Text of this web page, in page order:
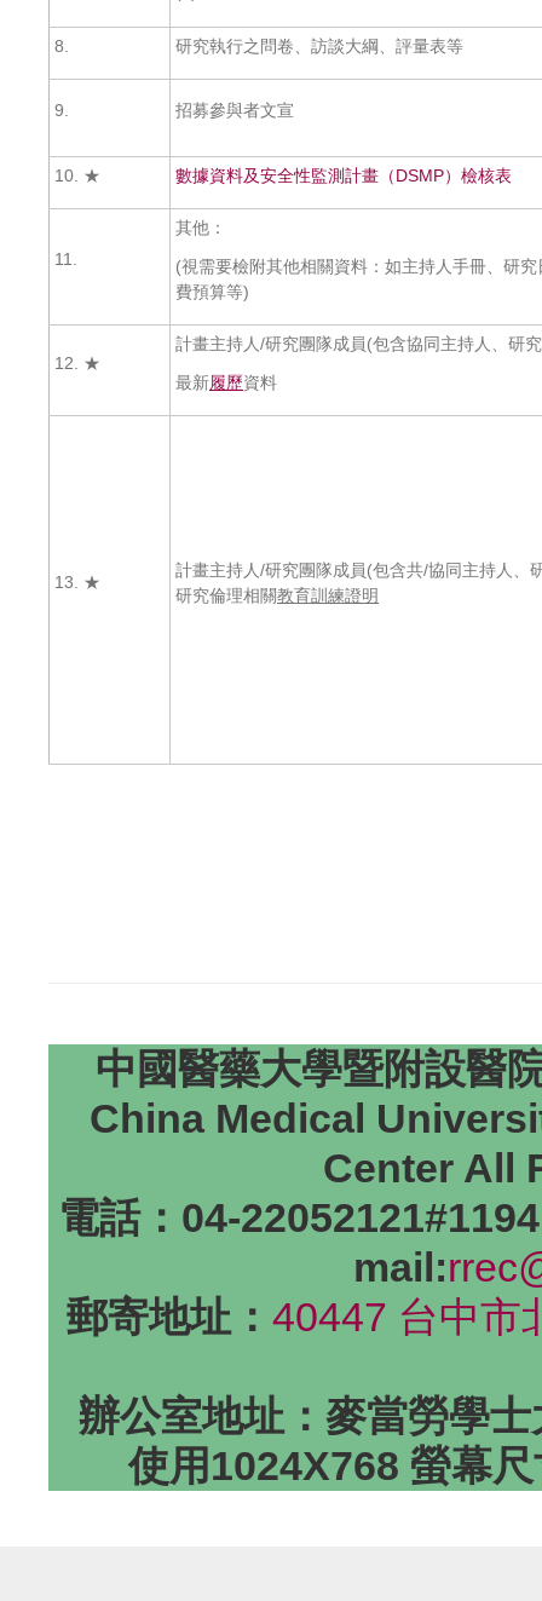
8. 研究執行之問卷、訪談大綱、評量表等
9. 招募參與者文宣
10. ★ 數據資料及安全性監測計畫（DSMP）檢核表
11.
其他：
(視需要檢附其他相關資料：如主持人手冊、研究
費預算等)
12. ★
計畫主持人/研究團隊成員(包含協同主持人、研
最新履歷資料
13. ★
計畫主持人/研究團隊成員(包含共/協同主持人、
研究倫理相關教育訓練證明
中國醫藥大學暨附設醫
China Medical
Center All
電話：04-
mail:
郵寄地址：40447 台中市
辦公室地址：麥當勞學
使用1024X768 螢幕